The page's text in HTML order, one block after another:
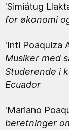
'Simiátug
for økonomi
'Inti Poaquiza
Musiker med
Studerende i
Ecuador
'Mariano
beretninger